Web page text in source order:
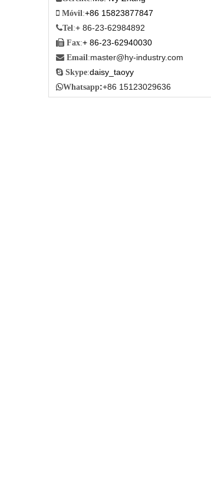
 Móvil :+86 15823877847
Tel :+ 86-23-62984892
 Fax:+ 86-23-62940030
 Email :master@hy-industry.com
 Skype:daisy_taoyy
Whatsapp:+86 15123029636